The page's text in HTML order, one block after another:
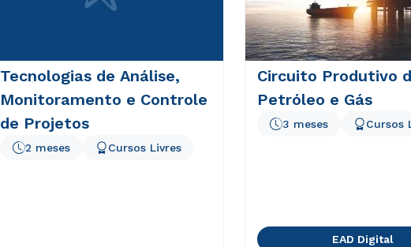
Tecnologias de Análise,
Monitoramento e Controle
de Projetos
2 meses Cursos Livres
Circuito Produtivo
Petróleo e Gás
3 meses Cursos
EAD Digital